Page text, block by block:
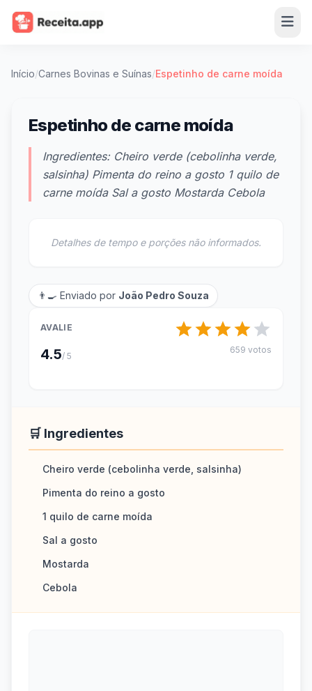
Início/Carnes Bovinas e Suínas/Espetinho de carne moída
Espetinho de carne moída
Ingredientes: Cheiro verde (cebolinha verde,
salsinha) Pimenta do reino a gosto 1 quilo de
carne moída Sal a gosto Mostarda Cebola
Detalhes de tempo e porções não informados.
👨‍🍳 Enviado por João Pedro Souza
AVALIE
4.5/ 5
659 votos
🛒 Ingredientes
Cheiro verde (cebolinha verde, salsinha)
Pimenta do reino a gosto
1 quilo de carne moída
Sal a gosto
Mostarda
Cebola